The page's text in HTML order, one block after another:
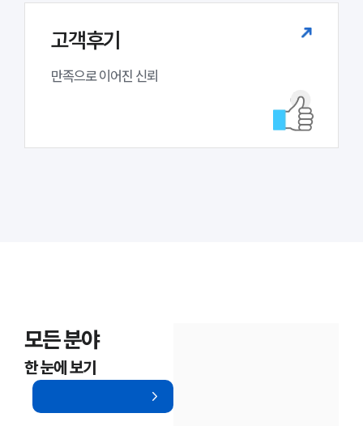
고객후기
만족으로 이어진 신뢰
모든 분야
한 눈에 보기